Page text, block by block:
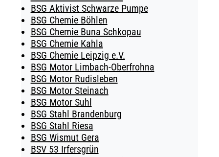
BSG Aktivist Schwarze Pumpe
BSG Chemie Böhlen
BSG Chemie Buna Schkopau
BSG Chemie Kahla
BSG Chemie Leipzig e.V.
BSG Motor Limbach-Oberfrohna
BSG Motor Rudisleben
BSG Motor Steinach
BSG Motor Suhl
BSG Stahl Brandenburg
BSG Stahl Riesa
BSG Wismut Gera
BSV 53 Irfersgrün